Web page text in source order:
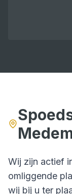
Wij zijn actief
omliggende
wij bij u ter